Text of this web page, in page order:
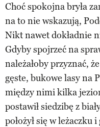
Choć spokojna bryła
na to nie wskazują,
Nikt nawet dokładnie
Gdyby spojrzeć na
należałoby przyznać,
gęste, bukowe lasy na
między nimi kilka
postawił siedzibę z
położył się w leżaczku